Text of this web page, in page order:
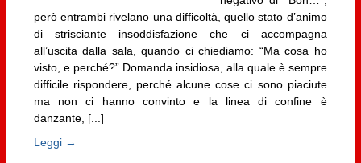
però entrambi rivelano una difficoltà, quello stato d’animo
di strisciante insoddisfazione che ci accompagna
all’uscita dalla sala, quando ci chiediamo: “Ma cosa ho
visto, e perché?” Domanda insidiosa, alla quale è sempre
difficile rispondere, perché alcune cose ci sono piaciute
ma non ci hanno convinto e la linea di confine è
danzante, [...]
Leggi →